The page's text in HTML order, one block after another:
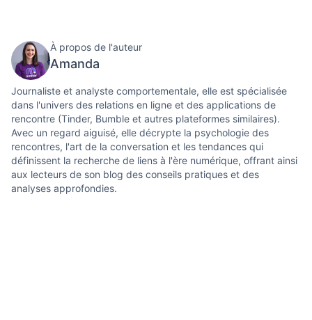
À propos de l'auteur
Amanda
Journaliste et analyste comportementale, elle est spécialisée
dans l'univers des relations en ligne et des applications de
rencontre (Tinder, Bumble et autres plateformes similaires).
Avec un regard aiguisé, elle décrypte la psychologie des
rencontres, l'art de la conversation et les tendances qui
définissent la recherche de liens à l'ère numérique, offrant ainsi
aux lecteurs de son blog des conseils pratiques et des
analyses approfondies.